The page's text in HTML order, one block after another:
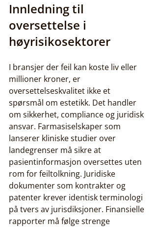
Innledning til
oversettelse i
høyrisikosektorer
I bransjer der feil kan koste liv eller
millioner kroner, er
oversettelseskvalitet ikke et
spørsmål om estetikk. Det handler
om sikkerhet, compliance og juridisk
ansvar. Farmasiselskaper som
lanserer kliniske studier over
landegrenser må sikre at
pasientinformasjon oversettes uten
rom for feiltolkning. Juridiske
dokumenter som kontrakter og
patenter krever identisk terminologi
på tvers av jurisdiksjoner. Finansielle
rapporter må følge strenge